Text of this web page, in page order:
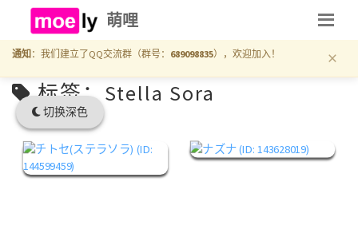
切换深色
萌哩
通知 ：我们建立了QQ交流群（群号： 689098835），欢迎加入！ ×
标签：Stella Sora